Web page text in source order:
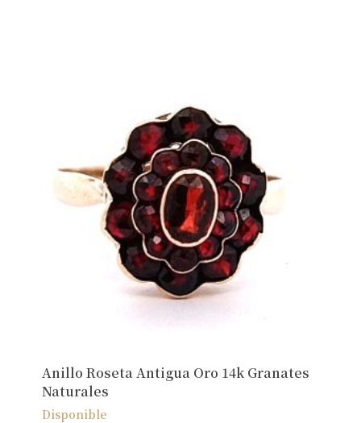
Anillo Roseta Antigua Oro 14k Granates
Naturales
Disponible